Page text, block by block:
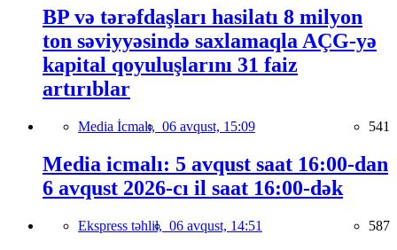
BP və tərəfdaşları hasilatı 8 milyon
ton səviyyəsində saxlamaqla AÇG-yə
kapital qoyuluşlarını 31 faiz
artırıblar
Media İcmalı, 06 avqust, 15:09 541
Media icmalı: 5 avqust saat 16:00-dan
6 avqust 2026-cı il saat 16:00-dək
Ekspress təhlil, 06 avqust, 14:51 587